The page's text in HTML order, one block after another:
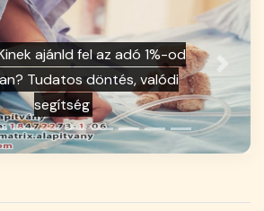
/ Gyermekmentő szja 1%